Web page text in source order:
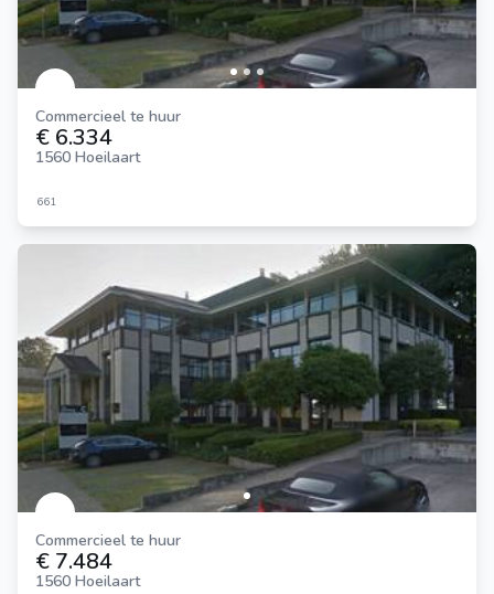
Commercieel te huur
€ 6.334
1560 Hoeilaart
661
Commercieel te huur
€ 7.484
1560 Hoeilaart